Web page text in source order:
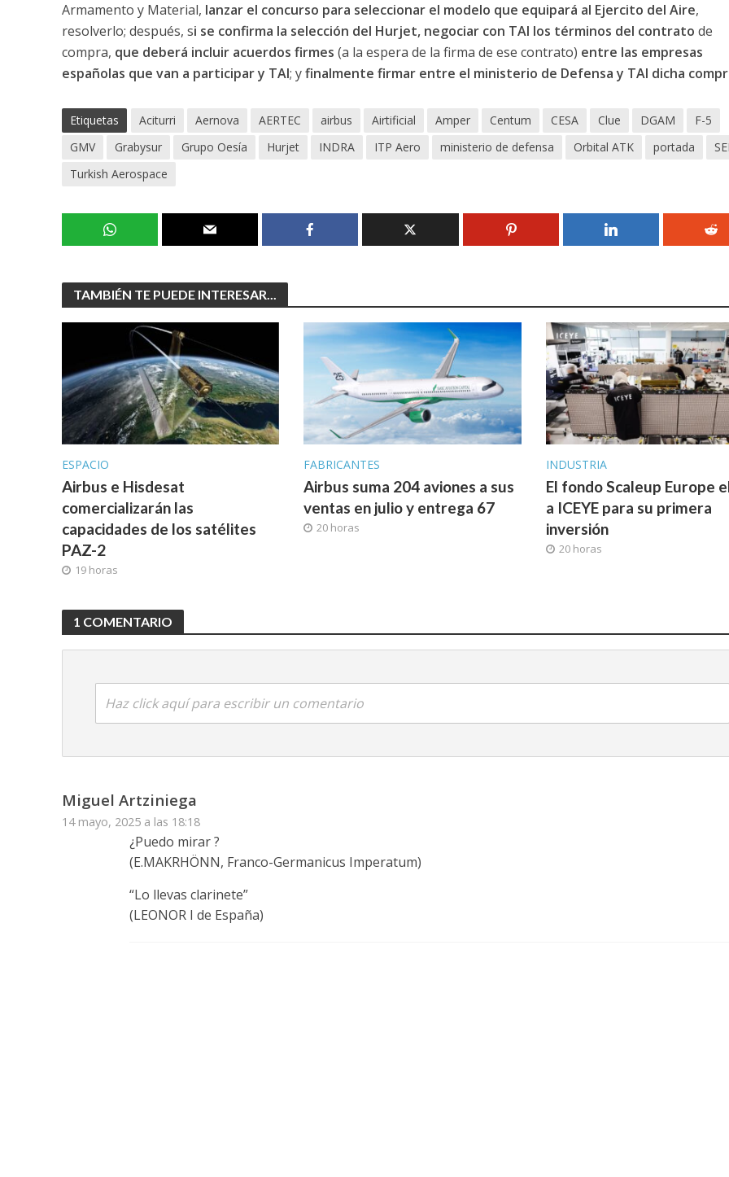
Armamento y Material, lanzar el concurso para seleccionar el modelo que equipará al Ejercito del Aire,
resolverlo; después, si se confirma la selección del Hurjet, negociar con TAI los términos del contrato de
compra, que deberá incluir acuerdos firmes (a la espera de la firma de ese contrato) entre las empresas
españolas que van a participar y TAI; yfinalmente firmar entre el ministerio de Defensa y TAI dicha
Etiquetas Aciturri Aernova AERTEC airbus Airtificial Amper Centum CESA Clue DGAM
F-5
GMV
Grabysur Grupo Oesía Hurjet INDRA ITP Aero ministerio de defensa Orbital ATK portada
Turkish Aerospace
TAMBIÉN TE PUEDE INTERESAR...
ESPACIO
Airbus e Hisdesat
comercializarán las
capacidades de los satélites
PAZ-2
19 horas
FABRICANTES
Airbus suma 204 aviones a sus
ventas en julio y entrega 67
20 horas
INDUSTRIA
El fondo Scaleup Europe
a ICEYE para su primera
inversión
20 horas
1 COMENTARIO
Haz click aquí para escribir un comentario
Miguel Artziniega
14 mayo, 2025 a las 18:18
¿Puedo mirar ?
(E.MAKRHÖNN, Franco-Germanicus Imperatum)
“Lo llevas clarinete”
(LEONOR I de España)